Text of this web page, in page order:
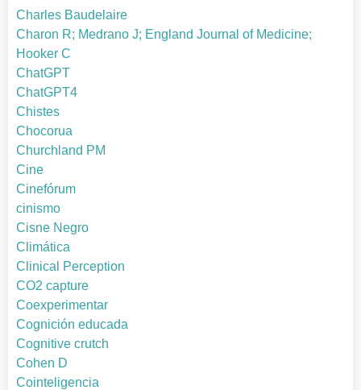
Charles Baudelaire
Charon R; Medrano J; England Journal of Medicine;
Hooker C
ChatGPT
ChatGPT4
Chistes
Chocorua
Churchland PM
Cine
Cinefórum
cinismo
Cisne Negro
Climática
Clinical Perception
CO2 capture
Coexperimentar
Cognición educada
Cognitive crutch
Cohen D
Cointeligencia